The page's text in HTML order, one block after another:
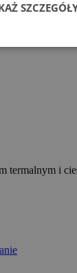
termalnym i